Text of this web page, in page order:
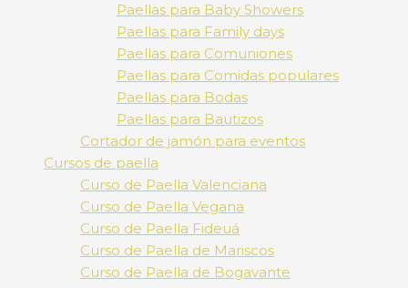
Paellas para Baby Showers
Paellas para Family days
Paellas para Comuniones
Paellas para Comidas populares
Paellas para Bodas
Paellas para Bautizos
Cortador de jamón para eventos
Cursos de paella
Curso de Paella Valenciana
Curso de Paella Vegana
Curso de Paella Fideuá
Curso de Paella de Mariscos
Curso de Paella de Bogavante